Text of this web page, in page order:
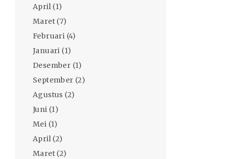
April (1)
Maret (7)
Februari (4)
Januari (1)
Desember (1)
September (2)
Agustus (2)
Juni (1)
Mei (1)
April (2)
Maret (2)